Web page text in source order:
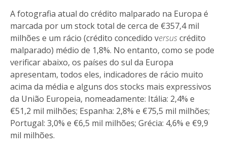
A fotografia atual do crédito malparado na Europa é
marcada por um stock total de cerca de €357,4 mil
milhões e um rácio (crédito concedido versuscrédito
malparado) médio de 1,8%. No entanto, como se pode
verificar abaixo, os países do sul da Europa
apresentam, todos eles, indicadores de rácio muito
acima da média e alguns dos stocks mais expressivos
da União Europeia, nomeadamente: Itália: 2,4% e
€51,2 mil milhões; Espanha: 2,8% e €75,5 mil milhões;
Portugal: 3,0% e €6,5 mil milhões; Grécia: 4,6% e €9,9
mil milhões.